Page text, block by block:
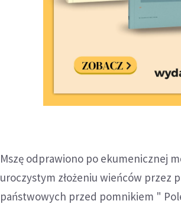
Mszę odprawiono po ekumenicznej
uroczystym złożeniu wieńców przez
państwowych przed pomnikiem "